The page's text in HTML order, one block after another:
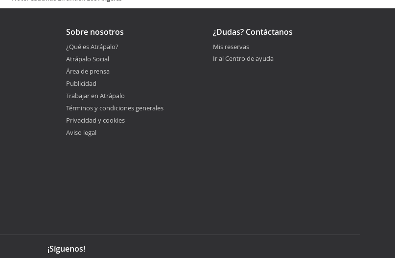
Sobre nosotros
¿Qué es Atrápalo?
Atrápalo Social
Área de prensa
Publicidad
Trabajar en Atrápalo
Términos y condiciones generales
Privacidad y cookies
Aviso legal
¿Dudas? Contáctanos
Mis reservas
Ir al Centro de ayuda
¡Síguenos!